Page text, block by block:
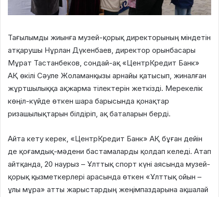
Тағылымды жиынға музей-қорық директорының міндетін
атқарушы Нұрлан Дүкенбаев, директор орынбасары
Мұрат Тастанбеков, сондай-ақ «ЦентрКредит Банк»
АҚ өкілі Сәуле Жоламанқызы арнайы қатысып, жиналған
жұртшылыққа ақжарма тілектерін жеткізді. Мерекелік
көңіл-күйде өткен шара барысында қонақтар
ризашылықтарын білдіріп, ақ баталарын берді.
Айта кету керек, «ЦентрКредит Банк» АҚ бұған дейін
де қоғамдық-мәдени бастамаларды қолдап келеді. Атап
айтқанда, 20 наурыз – Ұлттық спорт күні аясында музей-
қорық қызметкерлері арасында өткен «Ұлттық ойын –
ұлы мұра» атты жарыстардың жеңімпаздарына ақшалай